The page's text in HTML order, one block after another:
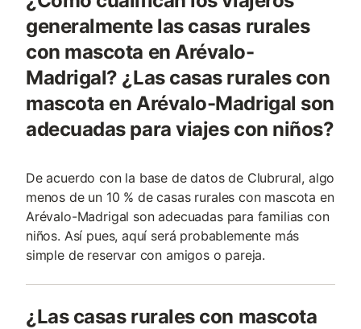
generalmente las casas rurales
con mascota en Arévalo-
Madrigal? ¿Las casas rurales con
mascota en Arévalo-Madrigal son
adecuadas para viajes con niños?
De acuerdo con la base de datos de Clubrural, algo
menos de un 10 % de casas rurales con mascota en
Arévalo-Madrigal son adecuadas para familias con
niños. Así pues, aquí será probablemente más
simple de reservar con amigos o pareja.
¿Las casas rurales con mascota